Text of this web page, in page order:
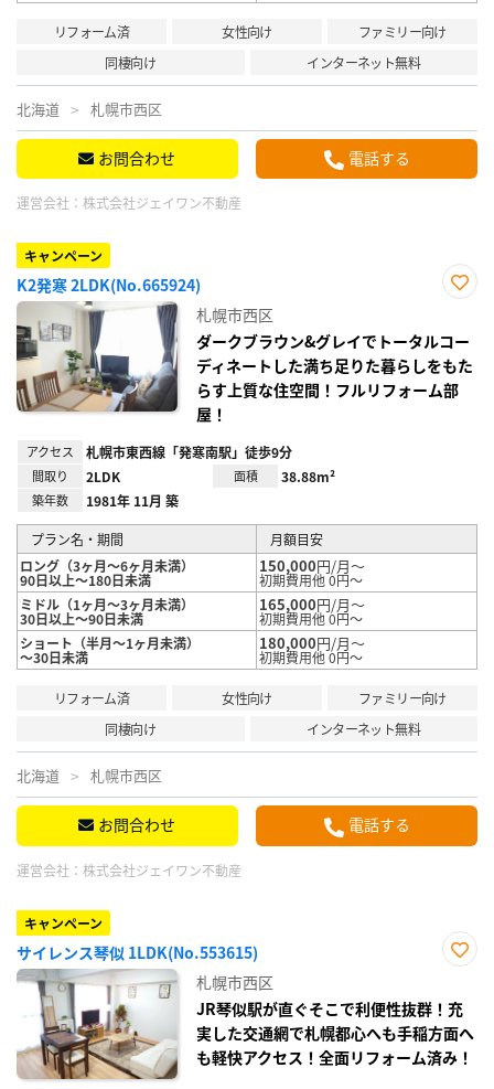
リフォーム済 女性向け
ファミリー向け
同棲向け
インターネット無料
北海道 札幌市西区
お問合わせ 電話する
運営会社： 株式会社ジェイワン不動産
キャンペーン
K2発寒 2LDK(No.665924)
り登
録
札幌市西区
ダークブラウン&グレイでトータルコー
ディネートした満ち足りた暮らしをもた
らす上質な住空間！フルリフォーム部
屋！
アクセス 札幌市東西線「発寒南駅」徒歩9分
間取り 2LDK 面積 38.88m²
築年数 1981年 11月 築
プラン名・期間
月額目安
ロング（3ヶ月～6ヶ月未満）
90日以上～180日未満
150,000円/月～
初期費用他 0円～
ミドル（1ヶ月～3ヶ月未満）
30日以上～90日未満
165,000円/月～
初期費用他 0円～
ショート（半月～1ヶ月未満）
～30日未満
180,000円/月～
初期費用他 0円～
リフォーム済 女性向け
ファミリー向け
同棲向け
インターネット無料
北海道 札幌市西区
お問合わせ 電話する
運営会社： 株式会社ジェイワン不動産
キャンペーン
サイレンス琴似 1LDK(No.553615)
り登
録
札幌市西区
JR琴似駅が直ぐそこで利便性抜群！充
実した交通網で札幌都心へも手稲方面へ
も軽快アクセス！全面リフォーム済み！